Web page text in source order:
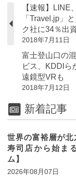
【速報】LINE
「Travel.jp」
ク社に34％出
2018年7月11日
富士登山口の
ビス、KDDIら
遠鏡型VRも
2018年7月12日
新着記事
世界の富裕層が
寿司店から始ま
ム】
2026年08月07日